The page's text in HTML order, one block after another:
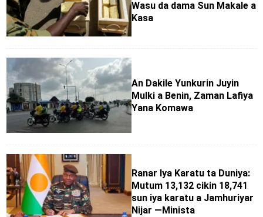
Wasu da dama Sun Makale a
Ƙasa
An Dakile Yunkurin Juyin
Mulki a Benin, Zaman Lafiya
Yana Komawa
Ranar Iya Karatu ta Duniya:
Mutum 13,132 cikin 18,741
sun iya karatu a Jamhuriyar
Nijar —Minista